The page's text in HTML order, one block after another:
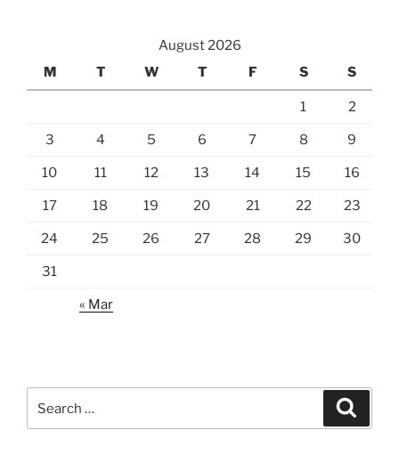
August 2026
M
T W T F S S
1 2
3 4 5 6 7 8 9
10 11 12 13 14 15 16
17 18 19 20 21 22 23
24 25 26 27 28 29 30
31
« Mar
for: